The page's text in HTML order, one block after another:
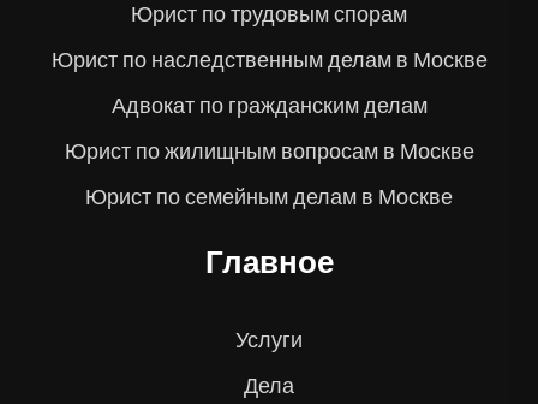
Юрист по трудовым спорам
Юрист по наследственным делам в Москве
Адвокат по гражданским делам
Юрист по жилищным вопросам в Москве
Юрист по семейным делам в Москве
Главное
Услуги
Дела